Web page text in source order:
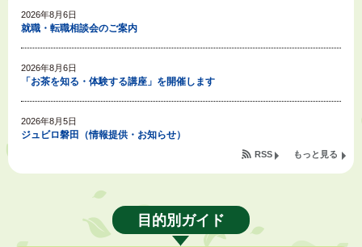
2026年8月6日
就職・転職相談会のご案内
2026年8月6日
「お茶を知る・体験する講座」を開催します
2026年8月5日
ジュビロ磐田（情報提供・お知らせ）
2026年8月5日
掛川市広告入り窓口封筒無償提供者募集
【日本DX大賞2026】ポスターセッション最優秀賞を受賞しました！
もっと見る
RSS
目的別ガイド